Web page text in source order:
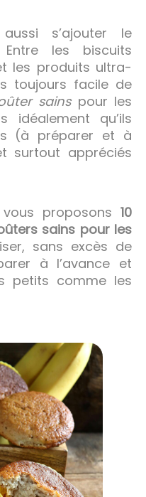
s’ajouter le
les biscuits
les produits ultra-
toujours facile de
sainspour les
qu’ils
(à préparer et à
surtout appréciés
proposons 10
sains pour les
sans excès de
à l’avance et
petits comme les